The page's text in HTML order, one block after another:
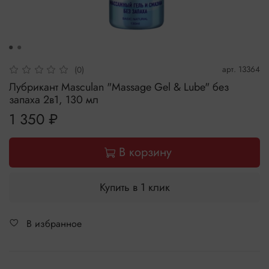
(0) арт. 13364
Лубрикант Masculan "Massage Gel & Lube" без
запаха 2в1, 130 мл
1 350 ₽
В корзину
Купить в 1 клик
В избранное